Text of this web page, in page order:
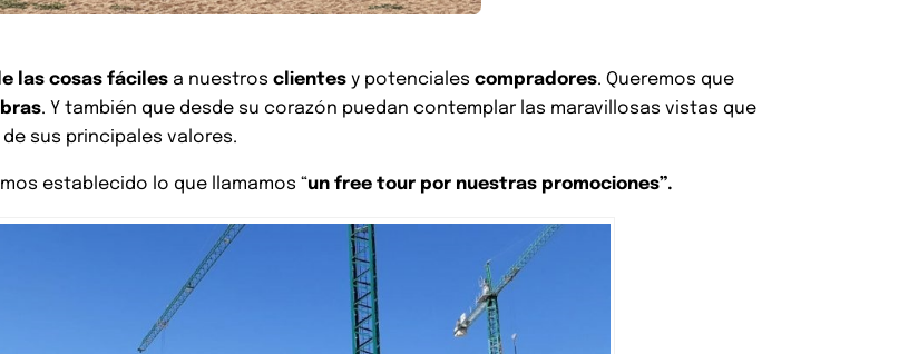
las cosas fáciles a nuestros clientes y potenciales compradores. Queremos que
. Y también que desde su corazón puedan contemplar las maravillosas vistas que
sus principales valores.
establecido lo que llamamos “un free tour por nuestras promociones”.